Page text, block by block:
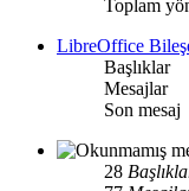
Toplam
LibreOffice
Başlıklar
Mesajlar
Son mesaj
28